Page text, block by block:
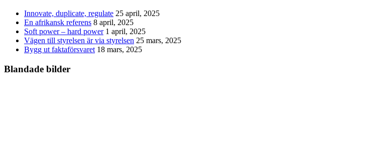
Innovate, duplicate, regulate 25 april, 2025
En afrikansk referens 8 april, 2025
Soft power – hard power 1 april, 2025
Vägen till styrelsen är via styrelsen 25 mars, 2025
Bygg ut faktaförsvaret 18 mars, 2025
Blandade bilder